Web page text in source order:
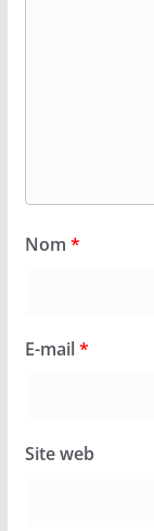
Nom *
E-mail*
Site web